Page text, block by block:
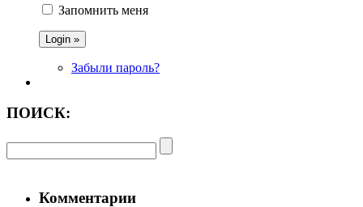
Запомнить меня
Забыли пароль?
ПОИСК:
Комментарии